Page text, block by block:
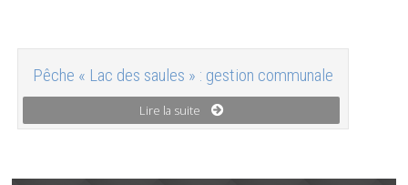
Pêche « Lac des saules » : gestion communale
Lire la suite